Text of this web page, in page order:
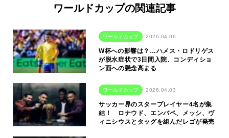
ワールドカップの関連記事
ワールドカップ 2026.04.06
W杯への影響は？…ハメス・ロドリゲス
が脱水症状で3日間入院、コンディショ
ン面への懸念高まる
ワールドカップ 2026.04.03
サッカー界のスタープレイヤー4名が集
結！ ロナウド、エンバペ、メッシ、ヴ
ィニシウスとタッグを組んだレゴが発売